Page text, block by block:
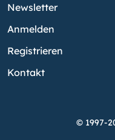
Newsletter
Anmelden
Registrieren
Kontakt
© 1997-